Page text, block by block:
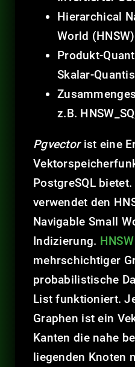
Hierarchical
World (HNSW)
Produkt-
Skalar-
z.B.
Pgvector ist eine
PostgreSQL
verwendet den
Navigable Small
Indizierung. HNSW
mehrschichtiger
probabilistische
List funktioniert.
Graphen ist ein
Kanten die nahe
liegenden Knoten